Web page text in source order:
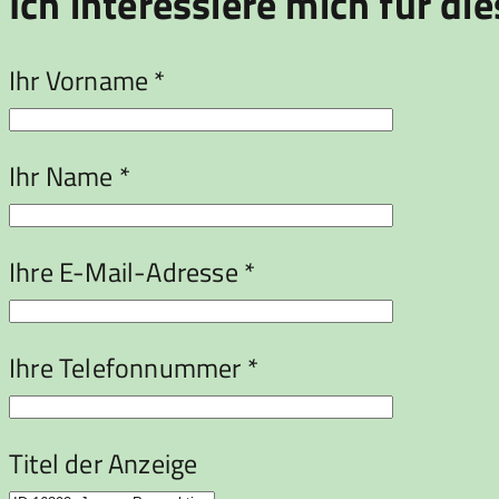
Ihr Vorname *
Ihr Name *
Ihre E-Mail-Adresse *
Ihre Telefonnummer *
Titel der Anzeige